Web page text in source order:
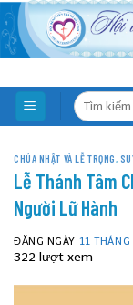
Skip
to
content
CHÚA NHẬT VÀ LỄ TRỌNG,
Lễ Thánh Tâm
Người Lữ Hành
ĐĂNG NGÀY 11
322 lượt xem